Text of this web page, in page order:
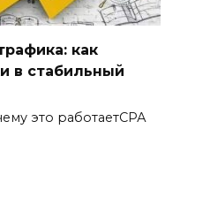
как
в стабильный
это работаетСРА